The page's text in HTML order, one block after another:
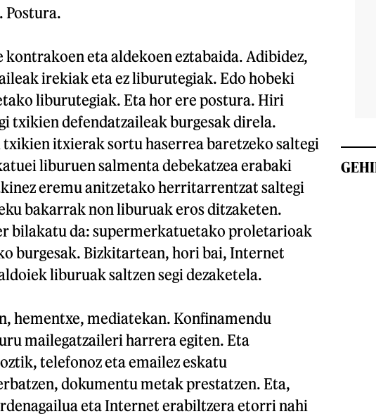
kontrakoen eta aldekoen eztabaida. Adibidez,
irekiak eta ez liburutegiak. Edo hobeki
liburutegiak. Eta hor ere postura. Hiri
txikien defendatzaileak burgesak direla.
itxierak sortu haserrea baretzeko saltegi
liburuen salmenta debekatzea erabaki
eremu anitzetako herritarrentzat saltegi
bakarrak non liburuak eros ditzaketen.
bilakatu da: supermerkatuetako proletarioak
burgesak. Bizkitartean, hori bai, Internet
liburuak saltzen segi dezaketela.
hementxe, mediatekan. Konfinamendu
mailegatzaileri harrera egiten. Eta
telefonoz eta emailez eskatu
dokumentu metak prestatzen. Eta,
eta Internet erabiltzera etorri nahi